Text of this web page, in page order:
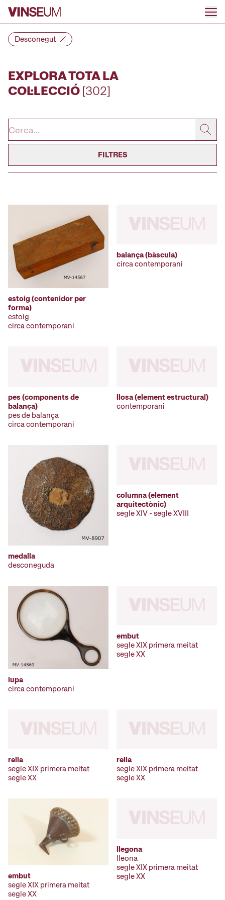
Anar al contingut
Desconegut
EXPLORA TOTA LA
COL·LECCIÓ[302]
FILTRES
estoig (contenidor per
forma)
estoig
circa contemporani
balança (bàscula)
circa contemporani
pes (components de
balança)
pes de balança
circa contemporani
llosa (element estructural)
contemporani
medalla
desconeguda
columna (element
arquitectònic)
segle XIV - segle XVIII
lupa
circa contemporani
embut
segle XIX primera meitat
segle XX
rella
segle XIX primera meitat
segle XX
rella
segle XIX primera meitat
segle XX
embut
segle XIX primera meitat
segle XX
llegona
lleona
segle XIX primera meitat
segle XX